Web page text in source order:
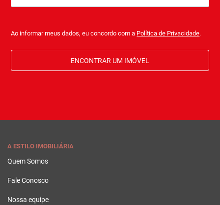
Ao informar meus dados, eu concordo com a Política de Privacidade.
ENCONTRAR UM IMÓVEL
A ESTILO IMOBILIÁRIA
Quem Somos
Fale Conosco
Nossa equipe